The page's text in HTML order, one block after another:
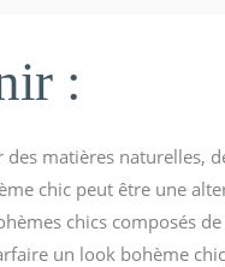
:
des matières naturelles,
chic peut être une
chics composés
un look bohème